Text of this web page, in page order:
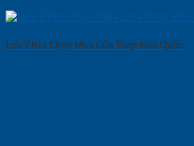
Lưu Ý Khi Chọn Mua Cửa Thép Hàn Quốc